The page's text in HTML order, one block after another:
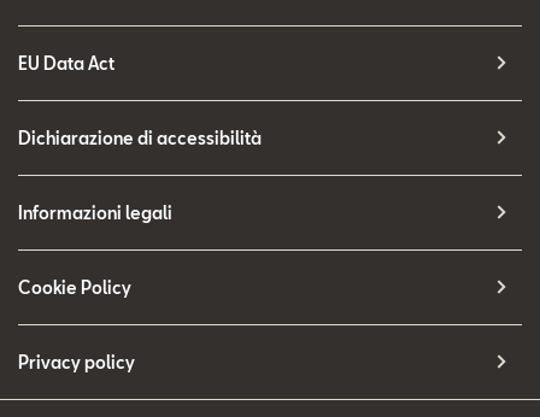
EU Data Act
Dichiarazione di accessibilità
Informazioni legali
Cookie Policy
Privacy policy